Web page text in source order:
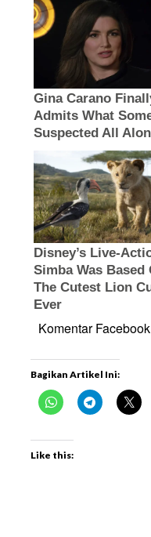
Komentar Facebook
Bagikan Artikel Ini:
Like this: